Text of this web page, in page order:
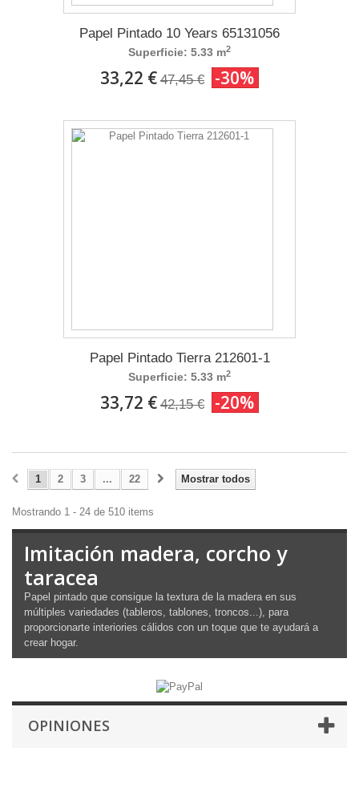
Papel Pintado 10 Years 65131056
Superficie: 5.33 m2
33,22 € 47,45 € -30%
Papel Pintado Tierra 212601-1
Superficie: 5.33 m2
33,72 € 42,15 € -20%
Mostrar todos
1 2 3 ... 22
Mostrando 1 - 24 de 510 items
Imitación madera, corcho y
taracea
Papel pintado que consigue la textura de la madera en sus
múltiples variedades (tableros, tablones, troncos...), para
proporcionarte interiories cálidos con un toque que te ayudará a
crear hogar.
OPINIONES